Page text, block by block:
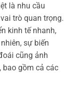
là nhu cầu
trò quan trọng.
kinh tế nhanh,
sự biến
cũng ảnh
bao gồm cả các